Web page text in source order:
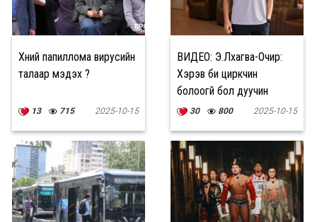
Хүний папиллома вирусийн
талаар мэдэх үү?
13 715 2025-10-15
ВИДЕО: Э.Лхагва-Очир:
Хэрэв би циркчин
болоогүй бол дуучин
болох байсан
30 800 2025-10-15